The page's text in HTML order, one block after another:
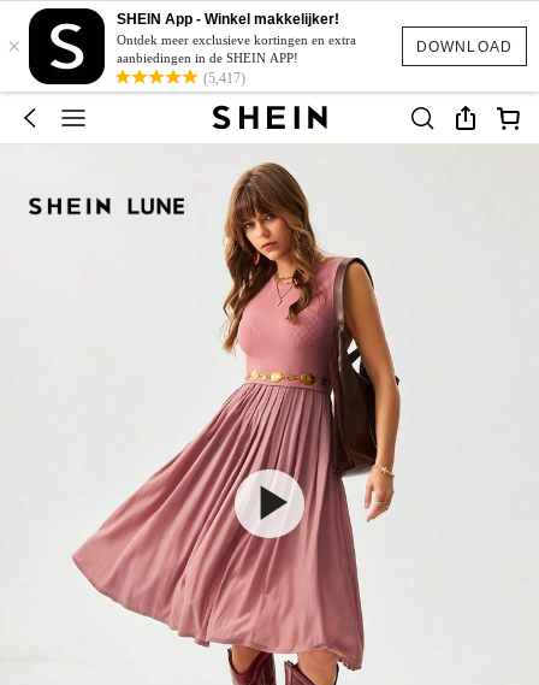
DOWNLOAD
×
SHEIN App - Winkel makkelijker!
Ontdek meer exclusieve kortingen en extra
aanbiedingen in de SHEIN APP!
(5,417)